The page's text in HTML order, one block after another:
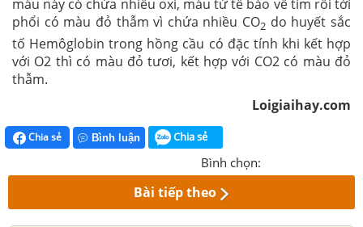
máu này có chứa nhiều oxi, máu từ tế bào về tim rồi tới
phổi có màu đỏ thẫm vì chứa nhiều CO2 do huyết sắc
tố Hemôglobin trong hồng cầu có đặc tính khi kết hợp
với O2 thì có màu đỏ tươi, kết hợp với CO2 có màu đỏ
thẫm.
Loigiaihay.com
Chia sẻ Bình luận Chia sẻ
Bình chọn:
Bài tiếp theo